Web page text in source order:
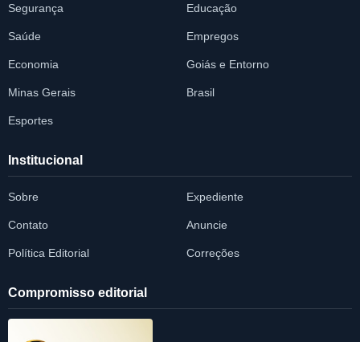
Segurança Educação
Saúde Empregos
Economia Goiás e Entorno
Minas Gerais Brasil
Esportes
Institucional
Sobre Expediente
Contato Anuncie
Política Editorial Correções
Compromisso editorial